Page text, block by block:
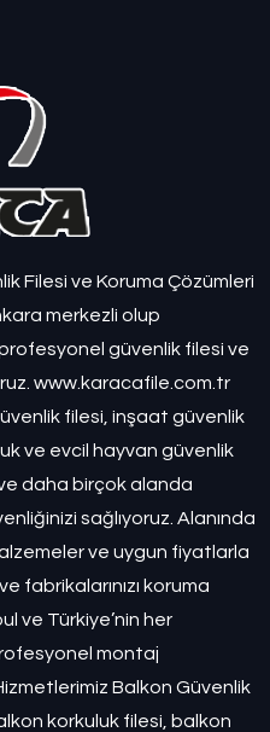
Filesi ve Koruma Çözümleri
merkezli olup
güvenlik filesi ve
www.karacafile.com.tr
filesi, inşaat güvenlik
ve evcil hayvan güvenlik
daha birçok alanda
sağlıyoruz. Alanında
ve uygun fiyatlarla
fabrikalarınızı koruma
ve Türkiye’nin her
montaj
Balkon Güvenlik
korkuluk filesi, balkon